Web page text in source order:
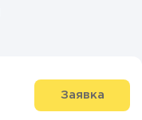
Заявка